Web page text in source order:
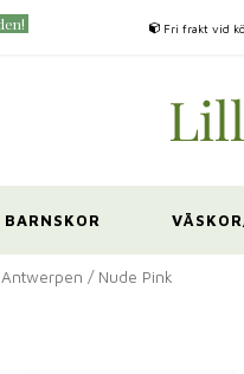
Fri frakt vid
BARNSKOR
/ Nude Pink